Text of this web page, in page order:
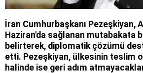
İran Cumhurbaşkanı Pezeşkiyan,
Haziran'da sağlanan mutabakata
belirterek, diplomatik çözümü
etti. Pezeşkiyan, ülkesinin teslim
halinde ise geri adım